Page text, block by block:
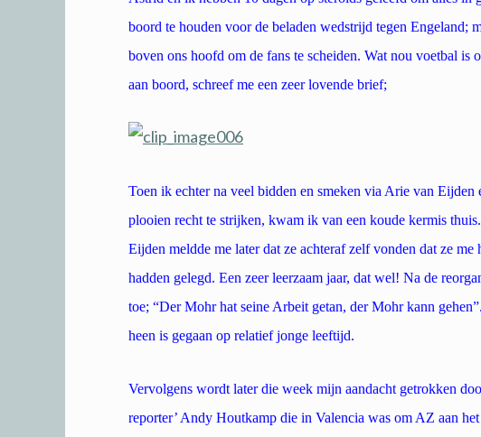
boord te houden voor de beladen wedstrijd tegen Engeland;
boven ons hoofd om de fans te scheiden. Wat nou voetbal
aan boord, schreef me een zeer lovende brief;
Toen ik echter na veel bidden en smeken via Arie van Eijden
plooien recht te strijken, kwam ik van een koude kermis
Eijden meldde me later dat ze achteraf zelf vonden dat ze me
hadden gelegd. Een zeer leerzaam jaar, dat wel! Na de
toe; “Der Mohr hat seine Arbeit getan, der Mohr kann
heen is gegaan op relatief jonge leeftijd.
Vervolgens wordt later die week mijn aandacht getrokken
reporter’ Andy Houtkamp die in Valencia was om AZ aan